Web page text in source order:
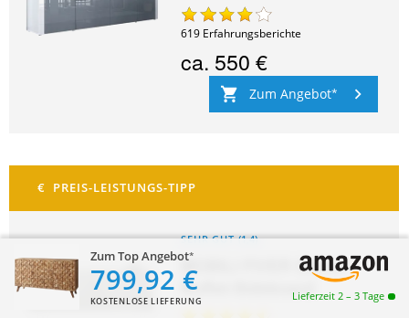
Zum Top Angebot
799,92 €
KOSTENLOSE LIEFERUNG Lieferzeit 2 – 3 Tage
619 Erfahrungsberichte
ca. 550 €
Zum Angebot
SEHR GUT (1,4)
MOBILI FIVER Emma
Buffet-Sideboard